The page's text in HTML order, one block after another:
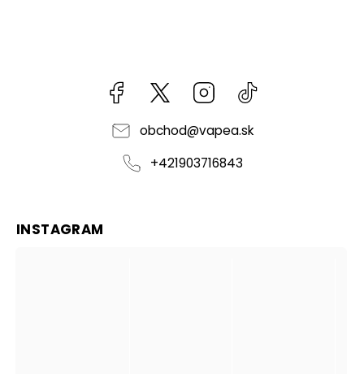
Facebook kzifcak85131Instagram
obchod@vapea.sk
+421903716843
INSTAGRAM